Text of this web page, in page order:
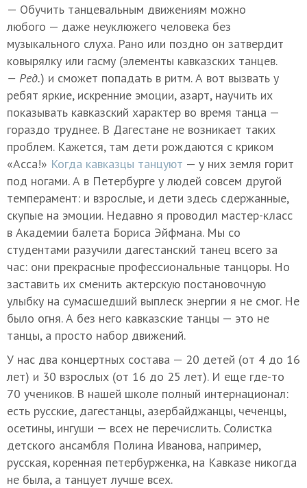
— Обучить танцевальным движениям можно
любого — даже неуклюжего человека без
музыкального слуха. Рано или поздно он затвердит
ковырялку или гасму (элементы кавказских танцев.
— Ред.) и сможет попадать в ритм. А вот вызвать у
ребят яркие, искренние эмоции, азарт, научить их
показывать кавказский характер во время танца —
гораздо труднее. В Дагестане не возникает таких
проблем. Кажется, там дети рождаются с криком
«Асса!» Когда кавказцы танцуют — у них земля горит
под ногами. А в Петербурге у людей совсем другой
темперамент: и взрослые, и дети здесь сдержанные,
скупые на эмоции. Недавно я проводил мастер-класс
в Академии балета Бориса Эйфмана. Мы со
студентами разучили дагестанский танец всего за
час: они прекрасные профессиональные танцоры. Но
заставить их сменить актерскую постановочную
улыбку на сумасшедший выплеск энергии я не смог. Не
было огня. А без него кавказские танцы — это не
танцы, а просто набор движений.
У нас два концертных состава — 20 детей (от 4 до 16
лет) и 30 взрослых (от 16 до 25 лет). И еще где-то
70 учеников. В нашей школе полный интернационал:
есть русские, дагестанцы, азербайджанцы, чеченцы,
осетины, ингуши — всех не перечислить. Солистка
детского ансамбля Полина Иванова, например,
русская, коренная петербурженка, на Кавказе никогда
не была, а танцует лучше всех.